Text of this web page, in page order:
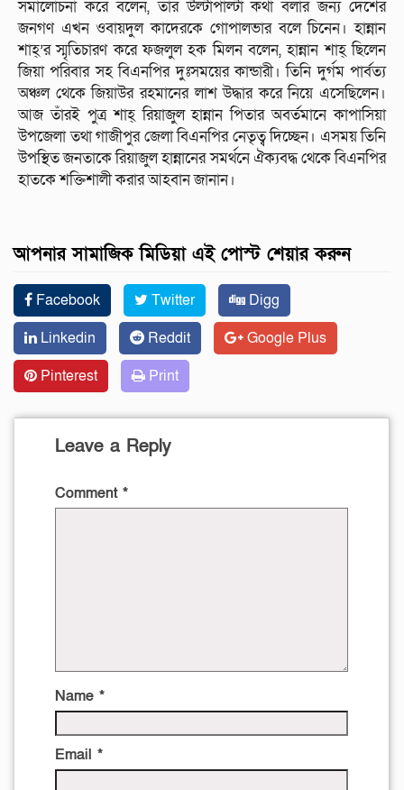
সমালোচনা করে বলেন, তার উল্টাপাল্টা কথা বলার জন্য দেশের
জনগণ এখন ওবায়দুল কাদেরকে গোপালভার বলে চিনেন। হান্নান
শাহ্’র স্মৃতিচারণ করে ফজলুল হক মিলন বলেন, হান্নান শাহ্ ছিলেন
জিয়া পরিবার সহ বিএনপির দুঃসময়ের কান্ডারী। তিনি দুর্গম পার্বত্য
অঞ্চল থেকে জিয়াউর রহমানের লাশ উদ্ধার করে নিয়ে এসেছিলেন।
আজ তাঁরই পুত্র শাহ্ রিয়াজুল হান্নান পিতার অবর্তমানে কাপাসিয়া
উপজেলা তথা গাজীপুর জেলা বিএনপির নেতৃত্ব দিচ্ছেন। এসময় তিনি
উপস্থিত জনতাকে রিয়াজুল হান্নানের সমর্থনে ঐক্যবদ্ধ থেকে বিএনপির
হাতকে শক্তিশালী করার আহবান জানান।
আপনার সামাজিক মিডিয়া এই পোস্ট শেয়ার করুন
Facebook Twitter
Digg
Linkedin
Reddit
Google Plus
Pinterest
Print
Leave a Reply
Comment *
Name *
Email *